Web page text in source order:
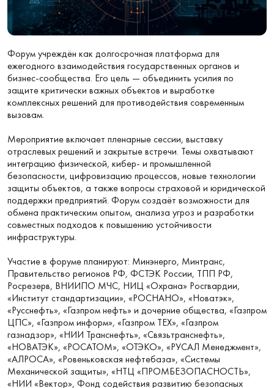
Форум учреждён как долгосрочная платформа для
ежегодного взаимодействия государственных органов и
бизнес-сообщества. Его цель — объединить усилия по
защите критически важных объектов и выработке
комплексных решений для противодействия современным
вызовам.
Мероприятие включает пленарные сессии, выставку
отраслевых решений и закрытые встречи. Темы охватывают
интеграцию физической, кибер- и промышленной
безопасности, цифровизацию процессов, новые технологии
защиты объектов, а также вопросы страховой и юридической
поддержки предприятий. Форум создаёт возможности для
обмена практическим опытом, анализа угроз и разработки
совместных подходов к повышению устойчивости
инфраструктуры.
Участие в форуме планируют: Минэнерго, Минтранс,
Правительство регионов РФ, ФСТЭК России, ТПП РФ,
Росрезерв, ВНИИПО МЧС, НИЦ «Охрана» Росгвардии,
«Институт стандартизации», «РОСНАНО», «Новатэк»,
«Русснефть», «Газпром нефть» и дочерние общества, «Газпром
ЦПС», «Газпром информ», «Газпром ТЕХ», «Газпром
газнадзор», «НИИ Транснефть», «Связьтранснефть»,
«НОВАТЭК», «РОСАТОМ», «ОТЭКО», «РУСАЛ Менеджмент»,
«АЛРОСА», «Ровеньковская нефтебаза», «Системы
Механической защиты», «НТЦ «ПРОМБЕЗОПАСНОСТЬ»,
«НИИ «Вектор», Фонд содействия развитию безопасных